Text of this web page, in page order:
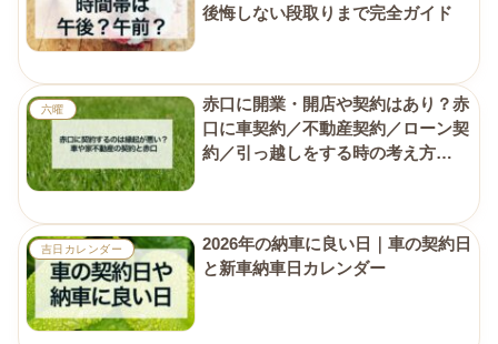
後悔しない段取りまで完全ガイド
六曜
赤口に開業・開店や契約はあり？赤
口に車契約／不動産契約／ローン契
約／引っ越しをする時の考え方
吉日カレンダー
2026年の納車に良い日｜車の契約日
と新車納車日カレンダー